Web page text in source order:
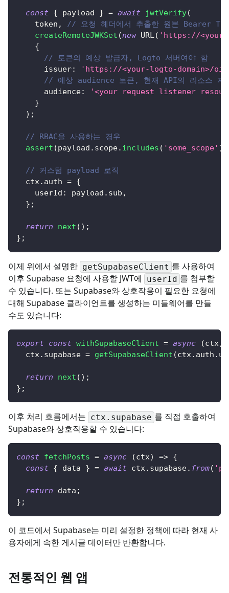
const { payload } = await jwtVerify(
    token
,
// 요청 헤더에서 추출한 원본 Bearer
createRemoteJWKSet (new URL( 'https://<your-
{
// 토큰의 예상 발급자, Logto 서버여야 함
issuer:
'https://<your-logto-domain>/
// 예상 audience 토큰, 현재 API의 리소스 지
audience:
'<your request listener
}
) ;
// RBAC을 사용하는 경우
assert (payload . scope. includes ( 'some_scope' )
// 커스텀 payload 로직
  ctx
. auth = {
userId : payload . sub ,
} ;
return next ( ) ;
} ;
이제 위에서 설명한 getSupabaseClient 를 사용하여
이후 Supabase 요청에 사용할 JWT에
userId 를 첨부할
수 있습니다. 또는 Supabase와 상호작용이 필요한 요청에
대해 Supabase 클라이언트를 생성하는 미들웨어를 만들
수도 있습니다:
export const withSupabaseClient = async (ctx,
  ctx
. supabase = getSupabaseClient (ctx. auth .
return next ( ) ;
} ;
이후 처리 흐름에서는 ctx.supabase 를 직접 호출하여
Supabase와 상호작용할 수 있습니다:
const fetchPosts = async (ctx) => {
const { data } = await ctx. supabase. from(
return data ;
} ;
이 코드에서 Supabase는 미리 설정한 정책에 따라 현재 사
용자에게 속한 게시글 데이터만 반환합니다.
전통적인 웹 앱